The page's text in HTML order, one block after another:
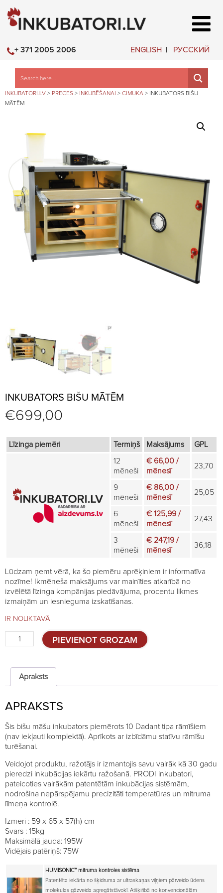
ENGLISH РУССКИЙ
+ 371 2005 2006
INKUBATORI.LV > PRECES > INKUBĒŠANAI > CIMUKA > INKUBATORS BIŠU
MĀTĒM
INKUBATORS BIŠU MĀTĒM
€699,00
Līzinga piemēri Termiņš Maksājums GPL
12
mēneši
€ 66,00 /
mēnesī
23,70
9
mēneši
€ 86,00 /
mēnesī
25,05
6
mēneši
€ 125,99 /
mēnesī
27,43
3
mēneši
€ 247,19 /
mēnesī
36,18
Lūdzam ņemt vērā, ka šo piemēru aprēķiniem ir informatīva
nozīme! Ikmēneša maksājums var mainīties atkarībā no
izvēlētā līzinga kompānijas piedāvājuma, procentu likmes
izmaiņām un iesnieguma izskatīšanas.
IR NOLIKTAVĀ
Inkubators
bišu
quantity
PIEVIENOT GROZAM
Apraksts
APRAKSTS
Šis bišu māšu inkubators piemērots 10 Dadant tipa rāmīšiem
(nav iekļauti komplektā). Aprīkots ar izbīdāmu statīvu rāmīšu
turēšanai.
Veidojot produktu, ražotājs ir izmantojis savu vairāk kā 30 gadu
pieredzi inkubācijas iekārtu ražošanā. PRODI inkubatori,
pateicoties vairākām patentētām inkubācijas sistēmām,
nodrošina nepārspējamu precizitāti temperatūras un mitruma
līmeņa kontrolē.
Izmēri : 59 x 65 x 57(h) cm
Svars : 15kg
Maksimālā jauda: 195W
Vidējais patēriņš: 75W
HUMISONIC™ mitruma kontroles sistēma
Patentēta iekārta no šķidruma ar ultraskaņas viļņiem pārveido ūdens
molekulas gāzveida agregātstāvokī. Atšķirībā no konvencionālām